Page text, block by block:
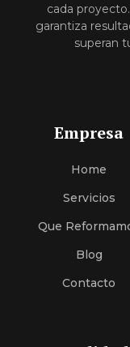
cada
garantiza
superan
Empresa
Home
ServiciOS
Que
Blog
Contacto